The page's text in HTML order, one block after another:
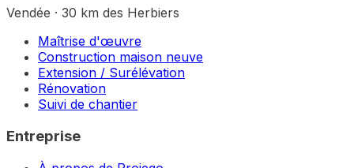
Vendée · 30 km des Herbiers
Maîtrise d'œuvre
Construction maison neuve
Extension / Surélévation
Rénovation
Suivi de chantier
Entreprise